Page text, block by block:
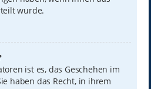
wurde.
ist es, das Geschehen im
haben das Recht, in ihrem